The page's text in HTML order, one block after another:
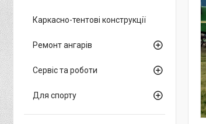
Каркасно-тентові конструкції
Ремонт ангарів
Сервіс та роботи
Для спорту